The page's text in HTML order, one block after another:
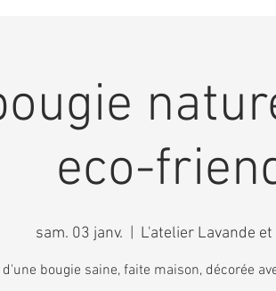
eco-
sam. 03 janv. L'atelier Lavande
bougie saine, faite maison, décorée